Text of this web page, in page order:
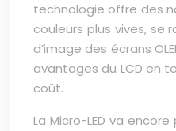
technologie offre des
couleurs plus vives, se
d’image des écrans
avantages du LCD en
coût.
La Micro-LED va